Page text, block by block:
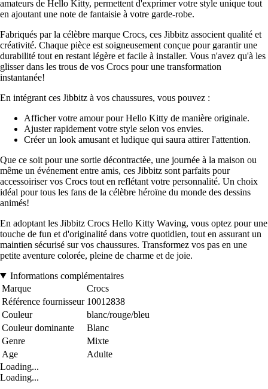
amateurs de Hello Kitty, permettent d'exprimer votre style unique tout
en ajoutant une note de fantaisie à votre garde-robe.
Fabriqués par la célèbre marque Crocs, ces Jibbitz associent qualité et
créativité. Chaque pièce est soigneusement conçue pour garantir une
durabilité tout en restant légère et facile à installer. Vous n'avez qu'à les
glisser dans les trous de vos Crocs pour une transformation
instantanée!
En intégrant ces Jibbitz à vos chaussures, vous pouvez :
Afficher votre amour pour Hello Kitty de manière originale.
Ajuster rapidement votre style selon vos envies.
Créer un look amusant et ludique qui saura attirer l'attention.
Que ce soit pour une sortie décontractée, une journée à la maison ou
même un événement entre amis, ces Jibbitz sont parfaits pour
accessoiriser vos Crocs tout en reflétant votre personnalité. Un choix
idéal pour tous les fans de la célèbre héroïne du monde des dessins
animés!
En adoptant les Jibbitz Crocs Hello Kitty Waving, vous optez pour une
touche de fun et d'originalité dans votre quotidien, tout en assurant un
maintien sécurisé sur vos chaussures. Transformez vos pas en une
petite aventure colorée, pleine de charme et de joie.
Informations complémentaires
Marque
Crocs
Référence fournisseur 10012838
Couleur
blanc/rouge/bleu
Couleur dominante
Blanc
Genre
Mixte
Age
Adulte
Loading...
Loading...